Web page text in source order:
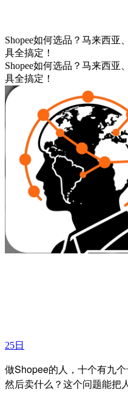
Shopee如何选品？马来西亚
具全搞定！
Shopee如何选品？马来西亚
具全搞定！
25日
做Shopee的人，十个有九个
然后卖什么？这个问题能把